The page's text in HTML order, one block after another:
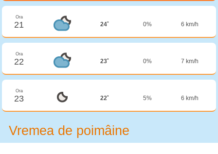
Ora
21 24˚ 0% 6 km/h
Ora
22 23˚ 0% 7 km/h
Ora
23 22˚ 5% 6 km/h
Vremea de poimâine